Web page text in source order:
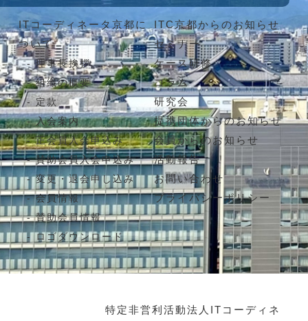
ITコーディネータ京都に
ついて
理事長挨拶
組織の概要
定款
入会案内
正会員入会申込み
賛助会員入会申込み
変更・退会申し込み
会員情報
賛助会員情報
ロゴダウンロード
ITC京都からのお知らせ
セミナー
ケース研修
コラム
研究会
提携団体からのお知らせ
会員からのお知らせ
活動報告
お問い合わせ
プライバシーポリシー
特定非営利活動法人ITコーディネ